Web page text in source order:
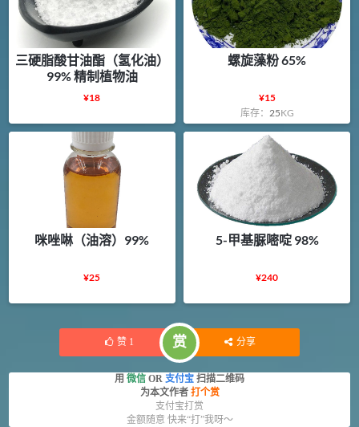
三硬脂酸甘油酯（氢化油）
99% 精制植物油
¥18
螺旋藻粉 65%
¥15
库存： 25KG
咪唑啉（油溶）99%
¥25
5-甲基脲嘧啶 98%
¥240
赞 1 赏 分享
用 微信 OR 支付宝 扫描二维码
为本文作者 打个赏
支付宝打赏
金额随意 快来“打”我呀～